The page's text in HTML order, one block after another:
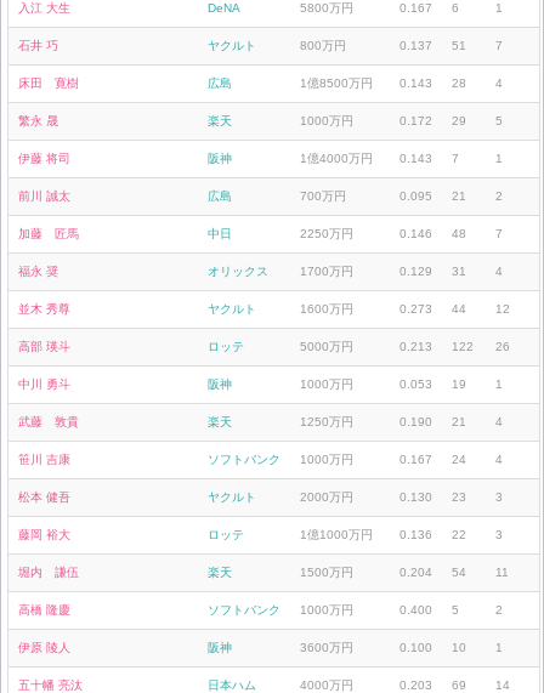
入江 大生 DeNA 5800万円 0.167 6 1
石井 巧 ヤクルト 800万円 0.137 51 7
床田 寛樹 広島 1億8500万円 0.143 28 4
繁永 晟 楽天 1000万円 0.172 29 5
伊藤 将司 阪神 1億4000万円 0.143 7 1
前川 誠太 広島 700万円 0.095 21 2
加藤 匠馬 中日 2250万円 0.146 48 7
福永 奨 オリックス 1700万円 0.129 31 4
並木 秀尊 ヤクルト 1600万円 0.273 44 12
高部 瑛斗 ロッテ 5000万円 0.213 122 26
中川 勇斗 阪神 1000万円 0.053 19 1
武藤 敦貴 楽天 1250万円 0.190 21 4
笹川 吉康 ソフトバンク 1000万円 0.167 24 4
松本 健吾 ヤクルト 2000万円 0.130 23 3
藤岡 裕大 ロッテ 1億1000万円 0.136 22 3
堀内 謙伍 楽天 1500万円 0.204 54 11
高橋 隆慶 ソフトバンク 1000万円 0.400 5 2
伊原 陵人 阪神 3600万円 0.100 10 1
五十幡 亮汰 日本ハム 4000万円 0.203 69 14